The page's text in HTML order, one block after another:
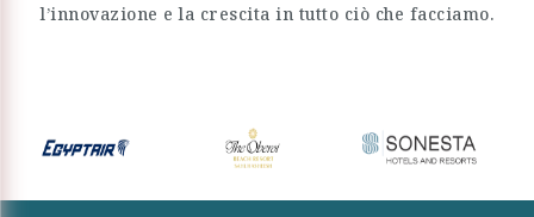
l’innovazione e la crescita in tutto ciò che facciamo.